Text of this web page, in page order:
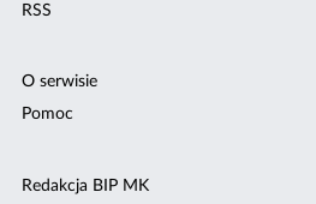
RSS
O serwisie
Pomoc
Redakcja BIP MK